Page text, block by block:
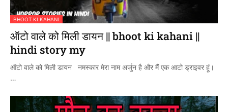
BHOOT KI KAHANI
ऑटो वाले को मिली डायन || bhoot ki kahani ||
hindi story my
ऑटो वाले को मिली डायन नमस्कार मेरा नाम अर्जुन है और मैं एक आटो ड्राइवर हूं।
…